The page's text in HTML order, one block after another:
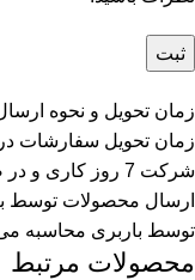
زمان تحویل و نحوه
زمان تحویل سفارشات
ارسال محصولات توسط
توسط باربری محاسبه
محصولات مرتبط